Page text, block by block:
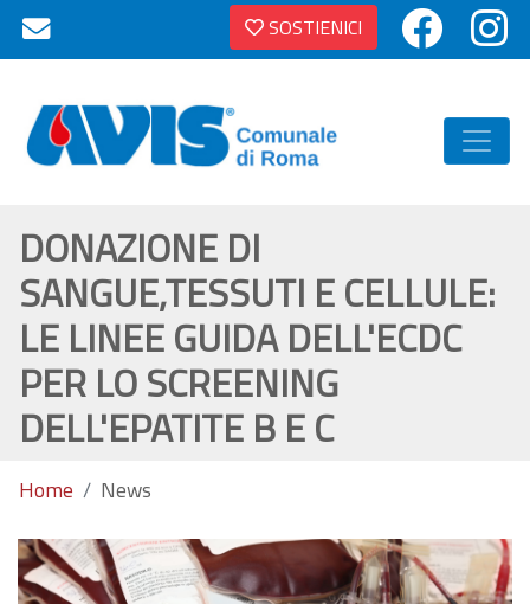
SOSTIENICI
DONAZIONE DI
SANGUE,TESSUTI E CELLULE:
LE LINEE GUIDA DELL'ECDC
PER LO SCREENING
DELL'EPATITE B E C
Home News